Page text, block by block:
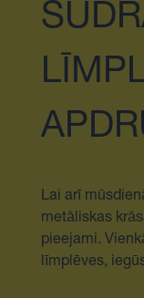
Lai arī
metāliskas
pieejami.
līmplēves,